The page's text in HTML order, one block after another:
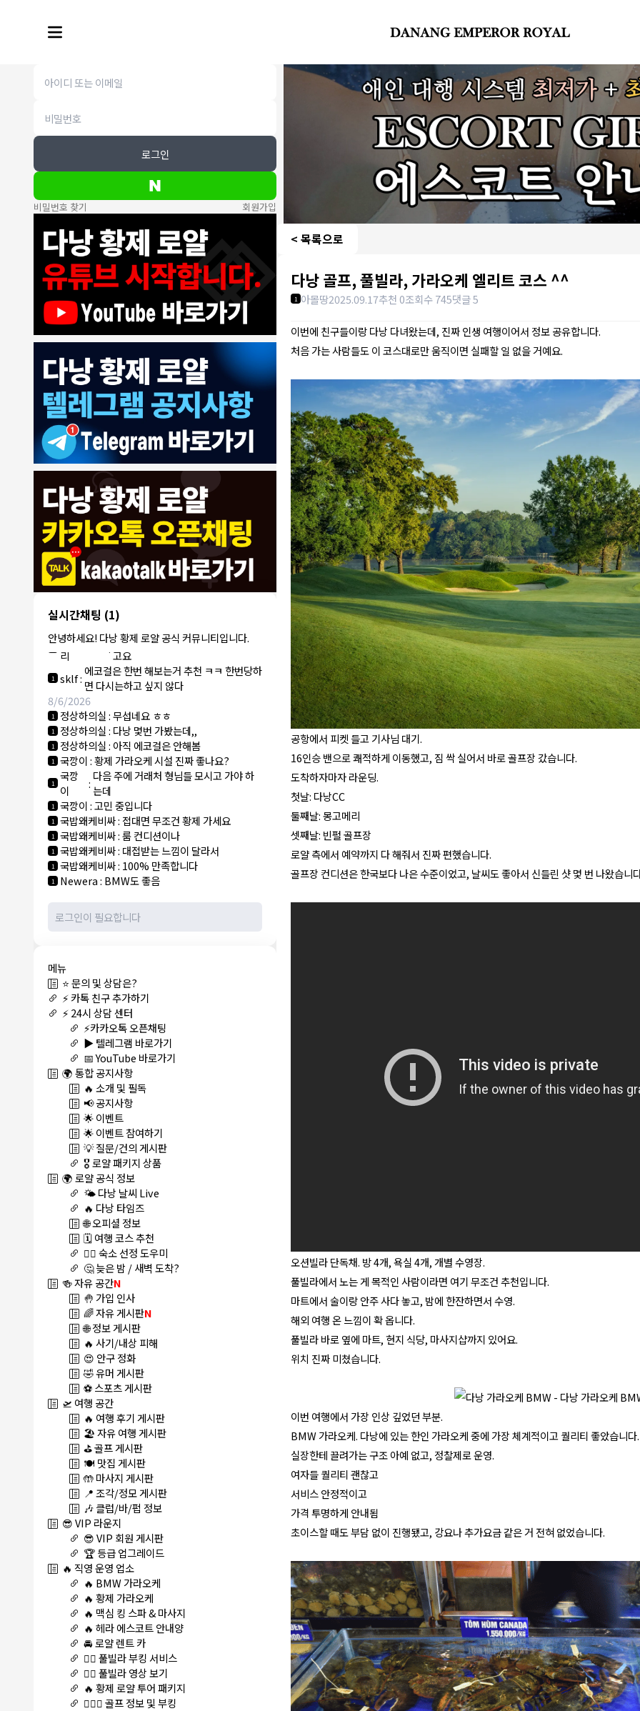
로그인
비밀번호 찾기 회원가입
실시간채팅 (1)
안녕하세요! 다낭 황제 로얄 공식 커뮤니티입니다.
8/4/2026
1 모기한테물림:여기도 문의해보면 바로 알려줌
1 모기한테물림 정찰가보다 쌀수 없음
1 결혼안해:ㄹㅇ 팩트 ㅋㅋㅋㅋ
1 결혼안해:ㄹㅇ 팩트 ㅋㅋㅋㅋ
8/5/2026
1
NY런던파
리
:다낭 에코걸 여기서 예약 가능한가
요?
1 3군:에코걸 좀 조심 하는게 좋음
NY런던파리 :저도 많이 들었습니다 ㅋㅋ
NY런던파
리
:에코걸 하는 놈들 있으면 다 조지려
고요
1 sklf: 에코걸은 한번 해보는거 추천 ㅋㅋ 한번당하
면 다시는하고 싶지 않다
8/6/2026
1 정상하의실:무섭네요 ㅎㅎ
1 정상하의실: 다낭 몇번 가봤는데,,
1 정상하의실: 아직 에코걸은 안해봄
1 국깡이:황제 가라오케 시설 진짜 좋나요?
1
국깡
이
: 다음 주에 거래처 형님들 모시고 가야 하
는데
1 국깡이:고민 중입니다
1 국밥왜케비싸: 접대면 무조건 황제 가세요
1 국밥왜케비싸:룸 컨디션이나
1 국밥왜케비싸: 대접받는 느낌이 달라서
1 국밥왜케비싸: 100% 만족합니다
1 Newera: BMW도 좋음
메뉴
⭐ 문의 및 상담은?
⚡ 카톡 친구 추가하기
⚡ 24시 상담 센터
⚡카카오톡 오픈채팅
▶️ 텔레그램 바로가기
📅 YouTube 바로가기
🌍 통합 공지사항
🔥 소개 및 필독
📢 공지사항
🌟 이벤트
🌟 이벤트 참여하기
💡 질문/건의 게시판
🎖️ 로얄 패키지 상품
🌍 로얄 공식 정보
🌤️ 다낭 날씨 Live
🔥 다낭 타임즈
🌐 오피셜 정보
🗓️ 여행 코스 추천
🏊‍♀️ 숙소 선정 도우미
🤔 늦은 밤 / 새벽 도착?
🍻 자유 공간N
🤚 가입 인사
🌈 자유 게시판N
🌐 정보 게시판
🔥 사기/내상 피해
😍 안구 정화
🤣 유머 게시판
⚽ 스포츠 게시판
🛫 여행 공간
🔥 여행 후기 게시판
🏖️ 자유 여행 게시판
⛳ 골프 게시판
🍽️ 맛집 게시판
🤲 마사지 게시판
📍 조각/정모 게시판
🎶 클럽/바/펍 정보
😎 VIP 라운지
😎 VIP 회원 게시판
🏆 등급 업그레이드
🔥 직영 운영 업소
🔥 BMW 가라오케
🔥 황제 가라오케
🔥 맥심 킹 스파 & 마사지
🔥 헤라 에스코트 안내양
🚘 로얄 렌트 카
🏊‍♀️ 풀빌라 부킹 서비스
🏊‍♀️ 풀빌라 영상 보기
🔥 황제 로얄 투어 패키지
🏌🏻‍♂️ 골프 정보 및 부킹
< 목록으로
다낭 골프, 풀빌라, 가라오케 엘리트 코스 ^^
1 아몰땅2025.09.17추천 0조회수 745댓글 5
이번에 친구들이랑 다낭 다녀왔는데, 진짜 인생 여행이어서 정보 공유합니다.
처음 가는 사람들도 이 코스대로만 움직이면 실패할 일 없을 거예요.
공항에서 피켓 들고 기사님 대기.
16인승 밴으로 쾌적하게 이동했고, 짐 싹 실어서 바로 골프장 갔습니다.
도착하자마자 라운딩.
첫날: 다낭CC
둘째날: 몽고메리
셋째날: 빈펄 골프장
로얄 측에서 예약까지 다 해줘서 진짜 편했습니다.
골프장 컨디션은 한국보다 나은 수준이었고, 날씨도 좋아서 신들린 샷 몇 번 나왔습니
오션빌라 단독채. 방 4개, 욕실 4개, 개별 수영장.
풀빌라에서 노는 게 목적인 사람이라면 여기 무조건 추천입니다.
마트에서 술이랑 안주 사다 놓고, 밤에 한잔하면서 수영.
해외 여행 온 느낌이 확 옵니다.
풀빌라 바로 옆에 마트, 현지 식당, 마사지샵까지 있어요.
위치 진짜 미쳤습니다.
이번 여행에서 가장 인상 깊었던 부분.
BMW 가라오케. 다낭에 있는 한인 가라오케 중에 가장 체계적이고 퀄리티 좋았습니다.
실장한테 끌려가는 구조 아예 없고, 정찰제로 운영.
여자들 퀄리티 괜찮고
서비스 안정적이고
가격 투명하게 안내됨
초이스할 때도 부담 없이 진행됐고, 강요나 추가요금 같은 거 전혀 없었습니다.